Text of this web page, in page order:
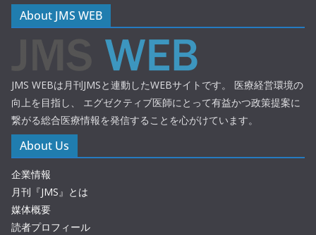
About JMS WEB
JMS WEBは月刊JMSと連動したWEBサイトです。 医療経営環境の
向上を目指し、 エグゼクティブ医師にとって有益かつ政策提案に
繋がる総合医療情報を発信することを心がけています。
About Us
企業情報
月刊『JMS』とは
媒体概要
読者プロフィール